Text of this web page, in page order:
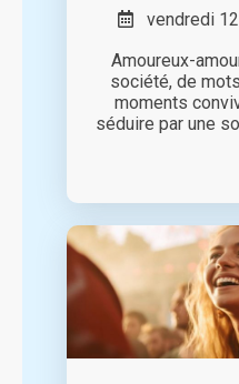
vendredi
Amoureux-
société, de
moments
séduire par une